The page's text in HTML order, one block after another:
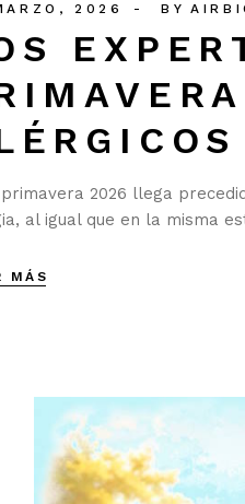
2026 BY
2026 llega
al igual que en la misma
MÁS